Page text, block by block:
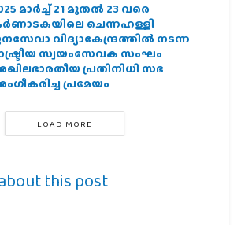
മാര്‍ച്ച് 21 മുതല്‍ 23 വരെ
ചെന്നഹള്ളി
വിദ്യാകേന്ദ്രത്തില്‍ നടന്ന
സ്വയംസേവക സംഘം
പ്രതിനിധി സഭ
പ്രമേയം
LOAD MORE
this post